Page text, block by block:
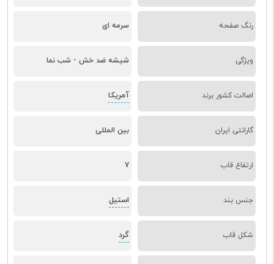
رنگ صفحه سرمه ای
ویژگی شیشه ضد خش - شب نما
اصالت کشور برند آمریکا
گارانتی ایران بین المللی
ارتفاع قاب 7
جنس بند استیل
شکل قاب گرد